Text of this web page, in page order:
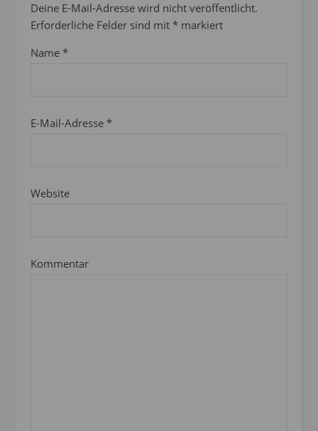
Deine E-Mail-Adresse wird nicht veröffentlicht.
Erforderliche Felder sind mit * markiert
Name *
E-Mail-Adresse *
Website
Kommentar